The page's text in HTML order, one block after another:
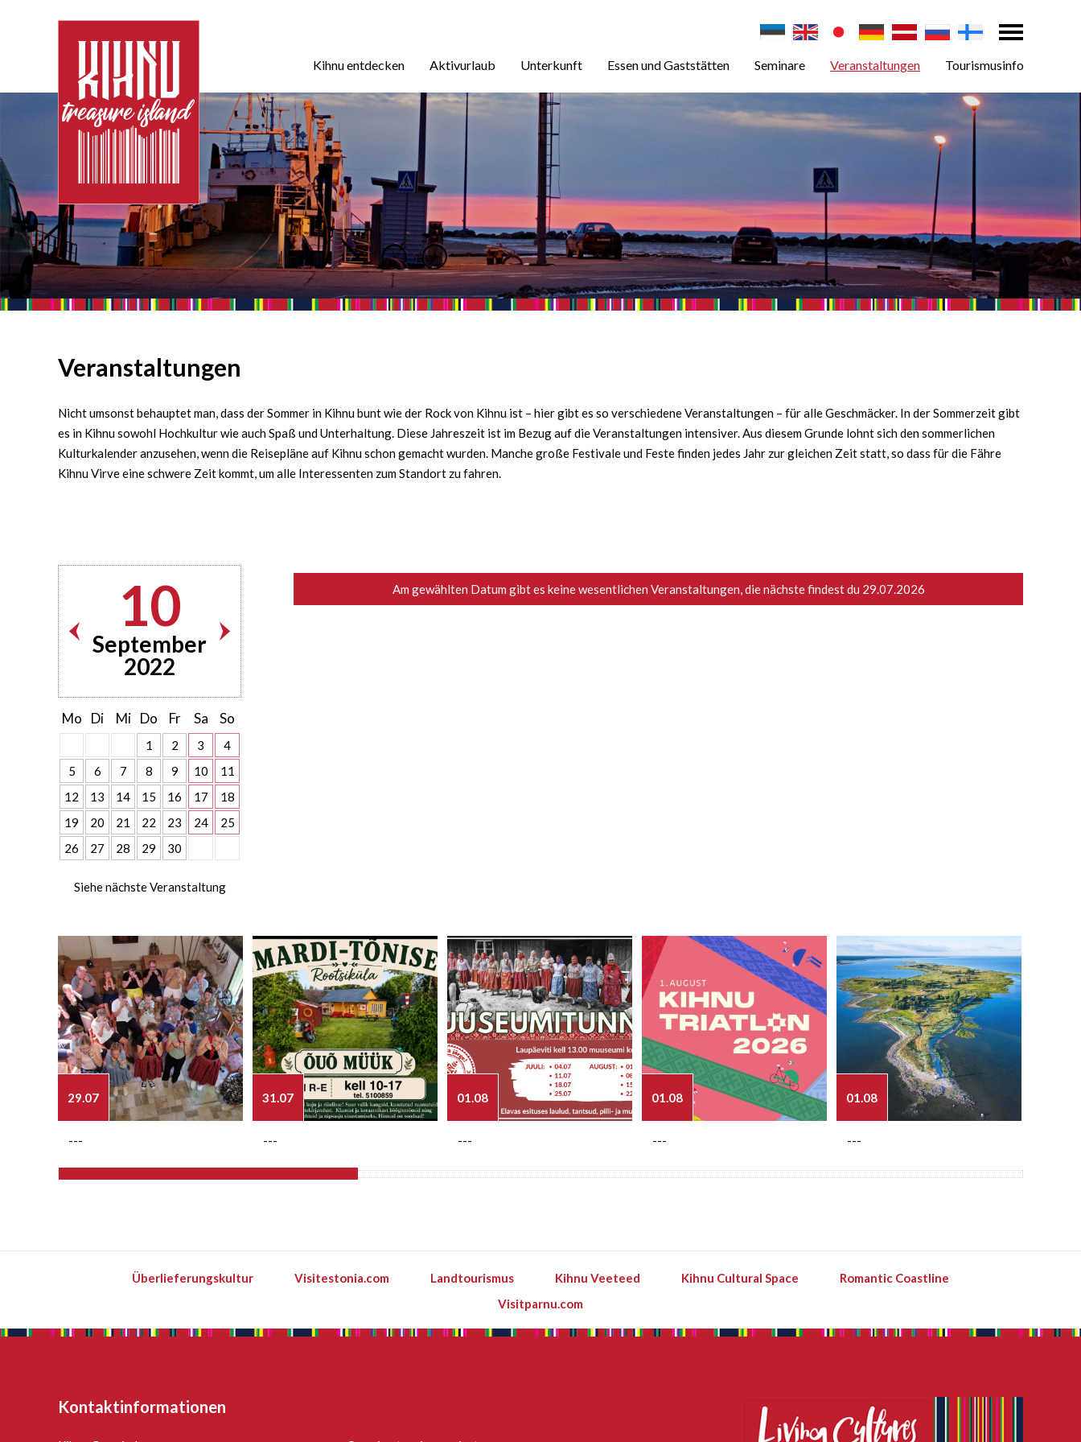
Kihnu entdecken Aktivurlaub Unterkunft Essen und Gaststätten Seminare Veranstaltungen Tourismusinfo
Veranstaltungen
Nicht umsonst behauptet man, dass der Sommer in Kihnu bunt wie der Rock von Kihnu ist – hier gibt es so verschiedene Veranstaltungen – für alle Geschmäcker. In der Sommerzeit gibt
es in Kihnu sowohl Hochkultur wie auch Spaß und Unterhaltung. Diese Jahreszeit ist im Bezug auf die Veranstaltungen intensiver. Aus diesem Grunde lohnt sich den sommerlichen
Kulturkalender anzusehen, wenn die Reisepläne auf Kihnu schon gemacht wurden. Manche große Festivale und Feste finden jedes Jahr zur gleichen Zeit statt, so dass für die Fähre
Kihnu Virve eine schwere Zeit kommt, um alle Interessenten zum Standort zu fahren.
10
September
2022
Mo Di Mi Do Fr Sa So
1 2 3
4
5
6 7 8 9 10
11
12
13 14 15 16 17
18
19
20 21 22 23 24
25
26
27 28 29 30
Siehe nächste Veranstaltung
Am gewählten Datum gibt es keine wesentlichen Veranstaltungen, die nächste findest du 29.07.2026
29.07
---
31.07
---
01.08
---
01.08
---
01.08
---
Überlieferungskultur Visitestonia.com Landtourismus Kihnu Veeteed Kihnu Cultural Space
Romantic Coastline
Visitparnu.com
Kontaktinformationen